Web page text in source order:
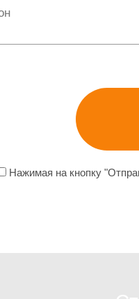
Нажимая на кнопку